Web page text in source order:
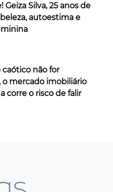
Geiza Silva, 25 anos de
autoestima e
caótico não for
o mercado imobiliário
corre o risco de falir